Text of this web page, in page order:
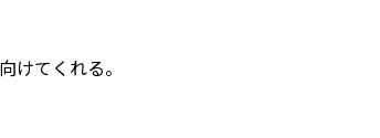
けてくれる。